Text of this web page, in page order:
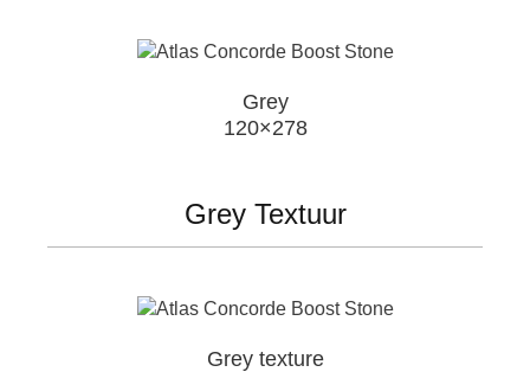
Grey
120×278
Grey Textuur
Grey texture